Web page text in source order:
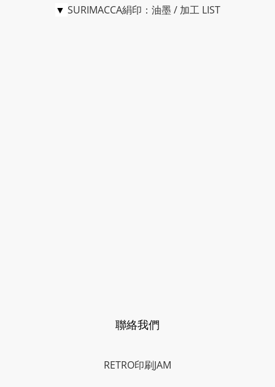
▼ SURIMACCA絹印：油墨 / 加工 LIST
聯絡我們
RETRO印刷JAM